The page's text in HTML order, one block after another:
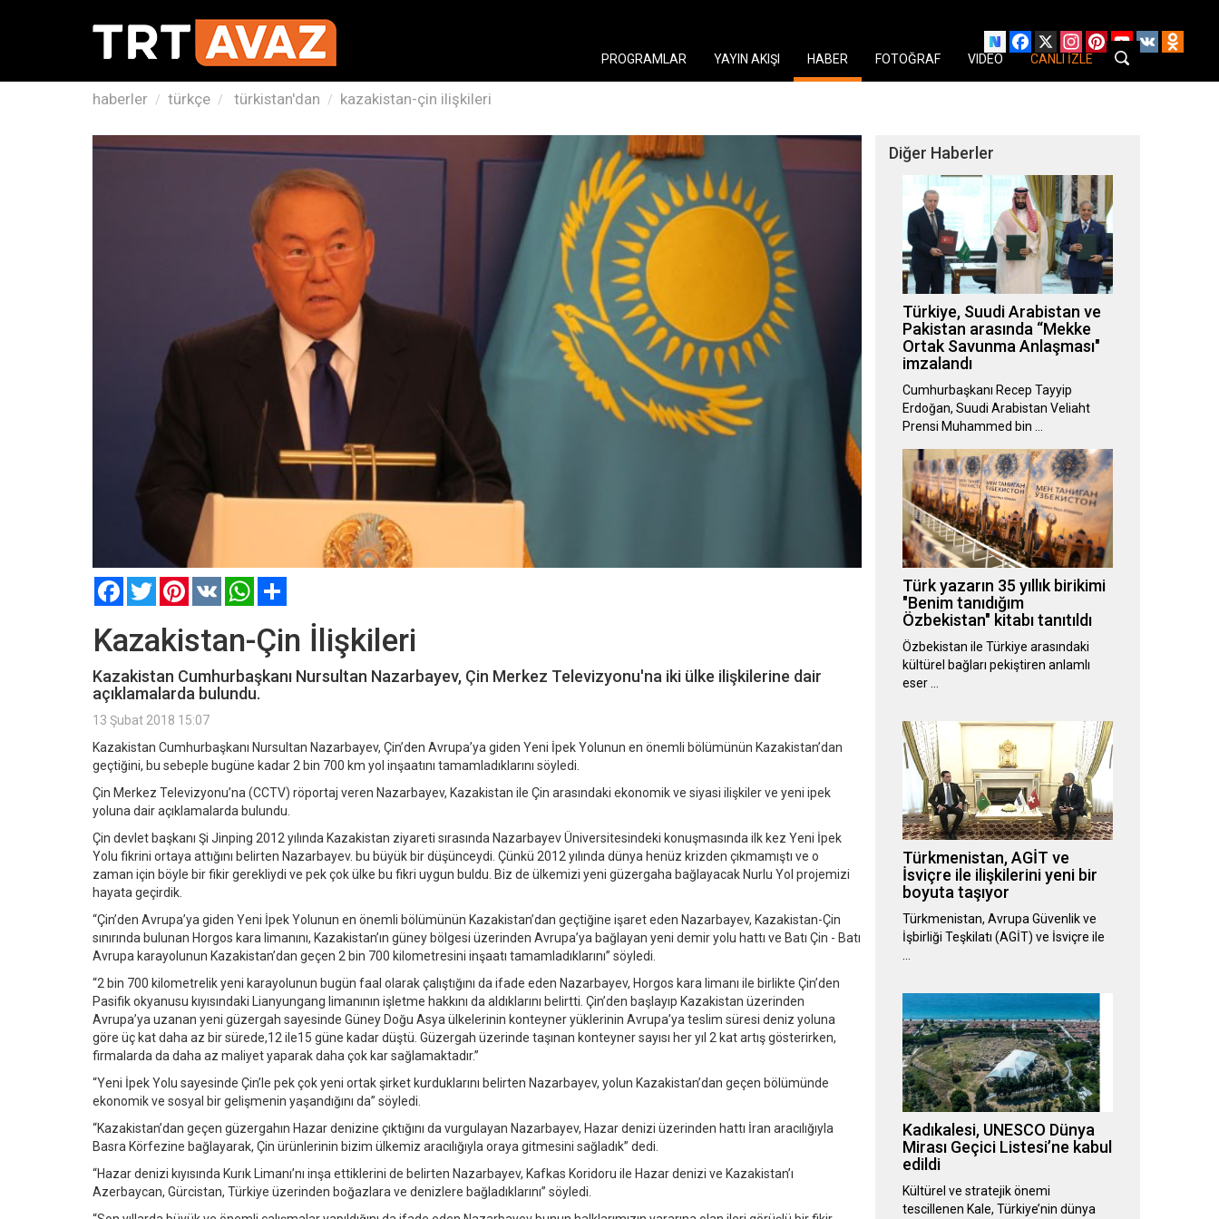
Facebook
X Instagram
PinterestYouTube
VK
PROGRAMLAR
YAYIN AKIŞI HABER FOTOĞRAF VIDEO CANLI İZLE
haberler türkçe türkistan'dan kazakistan-çin ilişkileri
FacebookTwitterPinterest
VK WhatsApp
Kazakistan-Çin İlişkileri
Kazakistan Cumhurbaşkanı Nursultan Nazarbayev, Çin Merkez Televizyonu'na iki ülke ilişkilerine dair
açıklamalarda bulundu.
13 Şubat 2018 15:07
Kazakistan Cumhurbaşkanı Nursultan Nazarbayev, Çin’den Avrupa’ya giden Yeni İpek Yolunun en önemli bölümünün Kazakistan’dan
geçtiğini, bu sebeple bugüne kadar 2 bin 700 km yol inşaatını tamamladıklarını söyledi.
Çin Merkez Televizyonu’na (CCTV) röportaj veren Nazarbayev, Kazakistan ile Çin arasındaki ekonomik ve siyasi ilişkiler ve yeni ipek
yoluna dair açıklamalarda bulundu.
Çin devlet başkanı Şi Jinping 2012 yılında Kazakistan ziyareti sırasında Nazarbayev Üniversitesindeki konuşmasında ilk kez Yeni İpek
Yolu fikrini ortaya attığını belirten Nazarbayev. bu büyük bir düşünceydi. Çünkü 2012 yılında dünya henüz krizden çıkmamıştı ve o
zaman için böyle bir fikir gerekliydi ve pek çok ülke bu fikri uygun buldu. Biz de ülkemizi yeni güzergaha bağlayacak Nurlu Yol projemizi
hayata geçirdik.
“Çin’den Avrupa’ya giden Yeni İpek Yolunun en önemli bölümünün Kazakistan’dan geçtiğine işaret eden Nazarbayev, Kazakistan-Çin
sınırında bulunan Horgos kara limanını, Kazakistan’ın güney bölgesi üzerinden Avrupa’ya bağlayan yeni demir yolu hattı ve Batı Çin - Batı
Avrupa karayolunun Kazakistan’dan geçen 2 bin 700 kilometresini inşaatı tamamladıklarını” söyledi.
“2 bin 700 kilometrelik yeni karayolunun bugün faal olarak çalıştığını da ifade eden Nazarbayev, Horgos kara limanı ile birlikte Çin’den
Pasifik okyanusu kıyısındaki Lianyungang limanının işletme hakkını da aldıklarını belirtti. Çin’den başlayıp Kazakistan üzerinden
Avrupa’ya uzanan yeni güzergah sayesinde Güney Doğu Asya ülkelerinin konteyner yüklerinin Avrupa’ya teslim süresi deniz yoluna
göre üç kat daha az bir sürede,12 ile15 güne kadar düştü. Güzergah üzerinde taşınan konteyner sayısı her yıl 2 kat artış gösterirken,
firmalarda da daha az maliyet yaparak daha çok kar sağlamaktadır.”
“Yeni İpek Yolu sayesinde Çin’le pek çok yeni ortak şirket kurduklarını belirten Nazarbayev, yolun Kazakistan’dan geçen bölümünde
ekonomik ve sosyal bir gelişmenin yaşandığını da” söyledi.
“Kazakistan’dan geçen güzergahın Hazar denizine çıktığını da vurgulayan Nazarbayev, Hazar denizi üzerinden hattı İran aracılığıyla
Basra Körfezine bağlayarak, Çin ürünlerinin bizim ülkemiz aracılığıyla oraya gitmesini sağladık” dedi.
“Hazar denizi kıyısında Kurık Limanı’nı inşa ettiklerini de belirten Nazarbayev, Kafkas Koridoru ile Hazar denizi ve Kazakistan’ı
Azerbaycan, Gürcistan, Türkiye üzerinden boğazlara ve denizlere bağladıklarını” söyledi.
Diğer Haberler
Türkiye, Suudi Arabistan ve
Pakistan arasında “Mekke
Ortak Savunma Anlaşması"
imzalandı
Cumhurbaşkanı Recep Tayyip
Erdoğan, Suudi Arabistan Veliaht
Prensi Muhammed bin …
Türk yazarın 35 yıllık birikimi
"Benim tanıdığım
Özbekistan" kitabı tanıtıldı
Özbekistan ile Türkiye arasındaki
kültürel bağları pekiştiren anlamlı
eser …
Türkmenistan, AGİT ve
İsviçre ile ilişkilerini yeni bir
boyuta taşıyor
Türkmenistan, Avrupa Güvenlik ve
İşbirliği Teşkilatı (AGİT) ve İsviçre ile
Kadıkalesi, UNESCO Dünya
Mirası Geçici Listesi’ne kabul
edildi
Kültürel ve stratejik önemi
tescillenen Kale, Türkiye’nin dünya